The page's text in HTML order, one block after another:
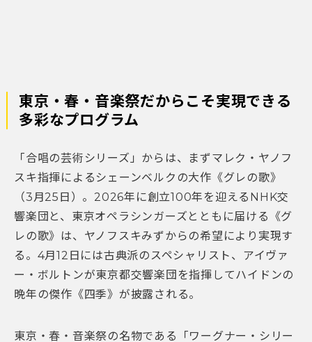
東京・春・音楽祭だからこそ実現できる
多彩なプログラム
「合唱の芸術シリーズ」からは、まずマレク・ヤノフ
スキ指揮によるシェーンベルクの大作《グレの歌》
（3月25日）。2026年に創立100年を迎えるNHK交
響楽団と、東京オペラシンガーズとともに届ける《グ
レの歌》は、ヤノフスキみずからの希望により実現す
る。4月12日には古典派のスペシャリスト、アイヴァ
ー・ボルトンが東京都交響楽団を指揮してハイドンの
晩年の傑作《四季》が披露される。
東京・春・音楽祭の名物である「ワーグナー・シリー